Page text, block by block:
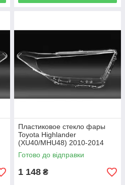
Пластиковое стекло фары
Toyota Highlander
(XU40/MHU48) 2010-2014
правое (пассажирское)
Готово до відправки
1 148 ₴